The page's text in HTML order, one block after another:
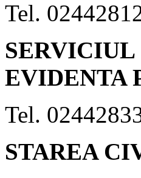
Tel.
EVIDENTA
Tel.
STAREA